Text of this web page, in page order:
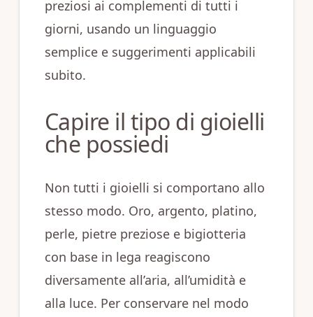
preziosi ai complementi di tutti i
giorni, usando un linguaggio
semplice e suggerimenti applicabili
subito.
Capire il tipo di gioielli
che possiedi
Non tutti i gioielli si comportano allo
stesso modo. Oro, argento, platino,
perle, pietre preziose e bigiotteria
con base in lega reagiscono
diversamente all’aria, all’umidità e
alla luce. Per conservare nel modo